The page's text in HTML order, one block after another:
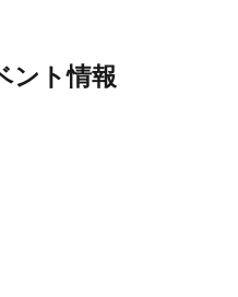
ント情報